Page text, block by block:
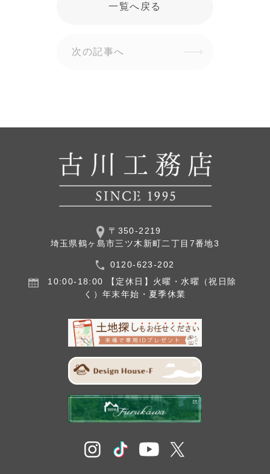
一覧へ戻る
次の記事へ
〒350-2219
埼玉県鶴ヶ島市三ツ木新町二丁目7番地3
0120-623-202
10:00-18:00
【定休日】火曜・水曜（祝日除
く）年末年始・夏季休業